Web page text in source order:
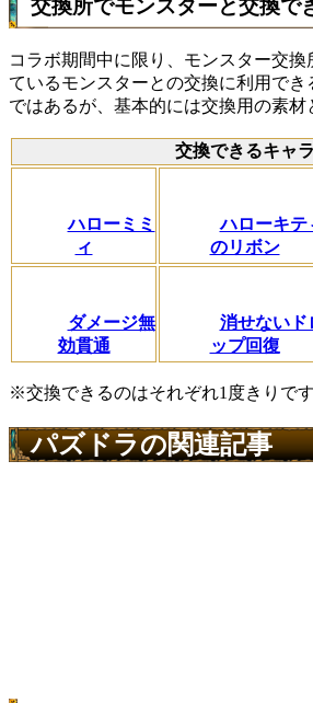
交換所でモンスターと交換で
コラボ期間中に限り、モンスター交
ているモンスターとの交換に利用でき
ではあるが、基本的には交換用の素材
交換できるキャラ
ハローミミ
ィ
ハローキテ
のリボン
ダメージ無
効貫通
消せないド
ップ回復
※交換できるのはそれぞれ1度きりです
パズドラの関連記事